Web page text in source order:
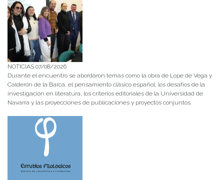
NOTICIAS 07/08/2026
Durante el encuentro se abordaron temas como la obra de Lope de Vega y
Calderón de la Barca, el pensamiento clásico español, los desafíos de la
investigación en literatura, los criterios editoriales de la Universidad de
Navarra y las proyecciones de publicaciones y proyectos conjuntos.